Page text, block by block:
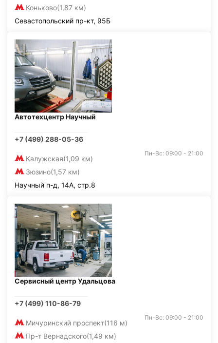
Коньково(1,87 км)
Севастопольский пр-кт, 95Б
Автотехцентр Научный
+7 (499) 288-05-36
Калужская(1,09 км)
Зюзино(1,57 км)
Пн-Вс: 09:00 - 21:00
Научный п-д, 14А, стр.8
Сервисный центр Удальцова
+7 (499) 110-86-79
Мичуринский проспект(116 м)
Пр-т Вернадского(1,49 км)
Пн-Вс: 09:00 - 21:00